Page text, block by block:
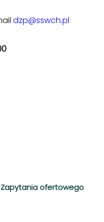
dzp@sswch.pl
Zapytania ofertowego